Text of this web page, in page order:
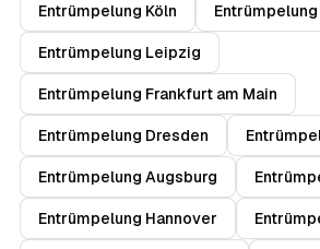
Entrümpelung Köln
Entrümpelung Leipzig
Entrümpelung Frankfurt am Main
Entrümpelung Dresden
Entrümpelung Augsburg
Entrümpelung Hannover